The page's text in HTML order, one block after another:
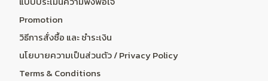
Promotion
วิธีการสั่งซื้อ และ ชำระเงิน
นโยบายความเป็นส่วนตัว / Privacy Policy
Terms & Conditions